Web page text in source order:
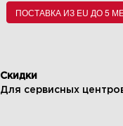
ПОСТАВКА ИЗ EU ДО 5
Скидки
Для сервисных